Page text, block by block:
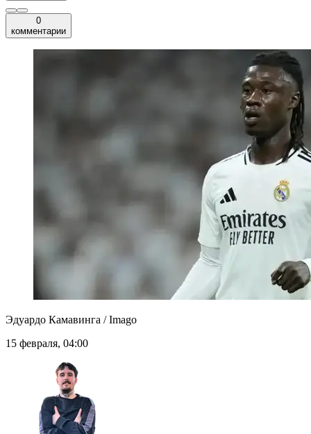
0
комментарии
Эдуардо Камавинга / Imago
15 февраля, 04:00